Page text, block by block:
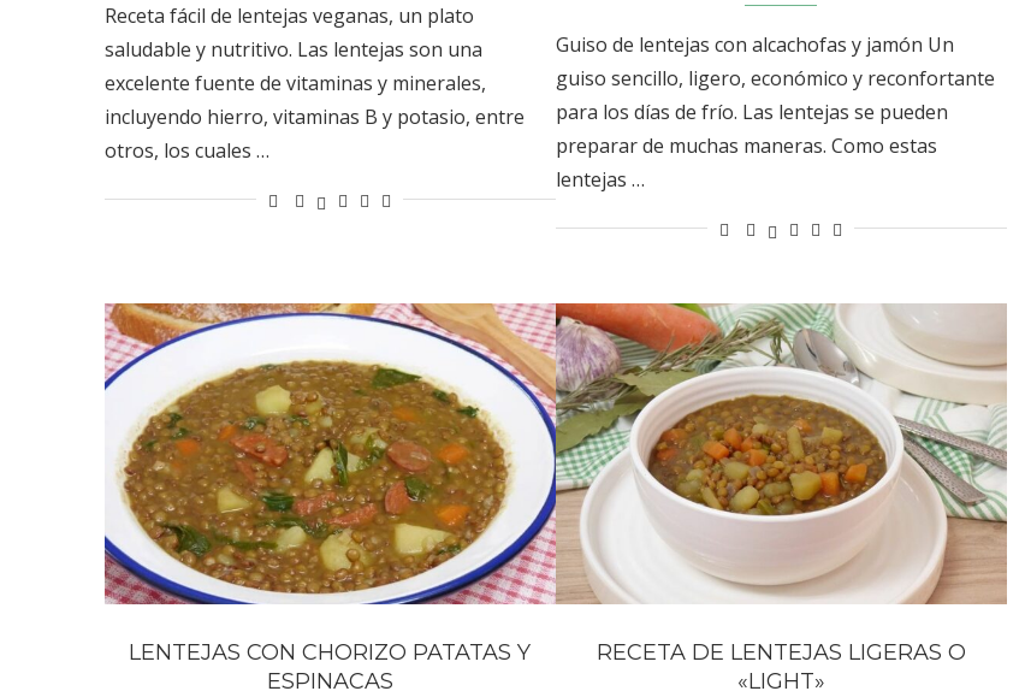
Receta fácil de lentejas veganas, un plato
saludable y nutritivo. Las lentejas son una
excelente fuente de vitaminas y minerales,
incluyendo hierro, vitaminas B y potasio, entre
otros, los cuales …
Guiso de lentejas con alcachofas y jamón Un
guiso sencillo, ligero, económico y reconfortante
para los días de frío. Las lentejas se pueden
preparar de muchas maneras. Como estas
lentejas …
LENTEJAS CON CHORIZO PATATAS Y
ESPINACAS
RECETA DE LENTEJAS LIGERAS O
«LIGHT»